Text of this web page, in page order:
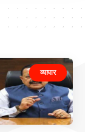
व्यापार